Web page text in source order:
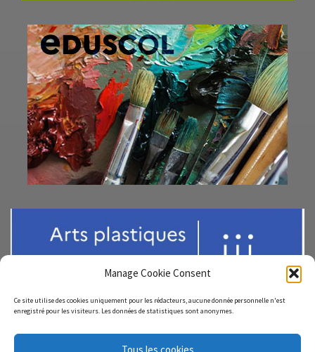
Manage Cookie Consent
Ce site utilise des cookies uniquement pour les rédacteurs, aucune donnée personnelle n'est
enregistré pour les visiteurs. Les données de statistiques sont anonymes.
Tous les cookies